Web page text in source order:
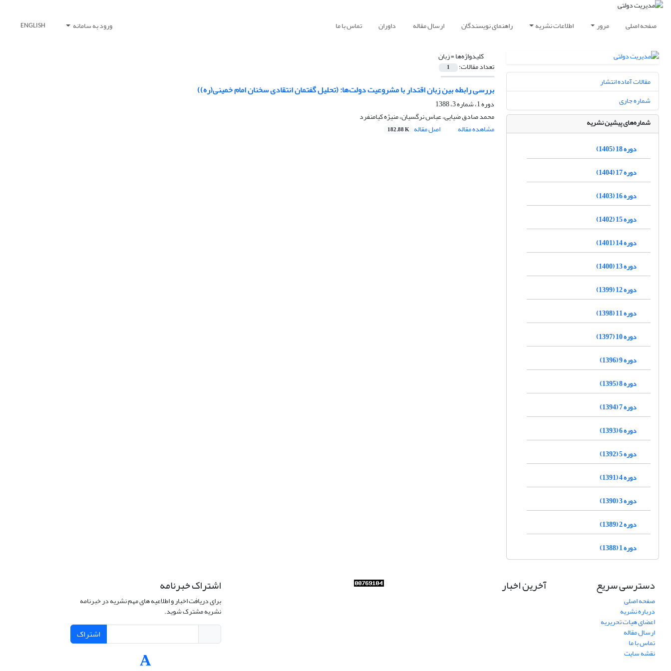
صفحه اصلی مرور اطلاعات نشریه راهنمای نویسندگان ارسال مقاله داوران تماس با ما ورود به سامانه ENGLISH
کلیدواژه‌ها =زبان
تعداد مقالات: 1
بررسی رابطه بین زبان اقتدار با مشروعیت دولت‌ها: (تحلیل گفتمان انتقادی سخنان امام خمینی(ره))
دوره 1، شماره 3، 1388
محمد صادق ضیایی، عباس نرگسیان، منیژه کیامنفرد
مشاهده مقاله
اصل مقاله 182.88 K
مقالات آماده انتشار
شماره جاری
شماره‌های پیشین نشریه
دوره 18 (1405)
دوره 17 (1404)
دوره 16 (1403)
دوره 15 (1402)
دوره 14 (1401)
دوره 13 (1400)
دوره 12 (1399)
دوره 11 (1398)
دوره 10 (1397)
دوره 9 (1396)
دوره 8 (1395)
دوره 7 (1394)
دوره 6 (1393)
دوره 5 (1392)
دوره 4 (1391)
دوره 3 (1390)
دوره 2 (1389)
دوره 1 (1388)
دسترسی سریع
صفحه اصلی
درباره نشریه
اعضای هیات تحریریه
ارسال مقاله
تماس با ما
نقشه سایت
آخرین اخبار اشتراک خبرنامه
برای دریافت اخبار و اطلاعیه های مهم نشریه در خبرنامه
نشریه مشترک شوید.
اشتراک